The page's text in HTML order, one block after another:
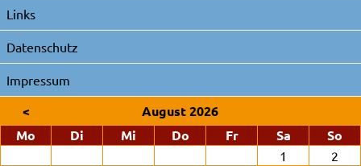
Links
Datenschutz
Impressum
<
August 2026
Mo
Di enstagMi ttwochDonnerstag
Freitag SamstagSo
1
2